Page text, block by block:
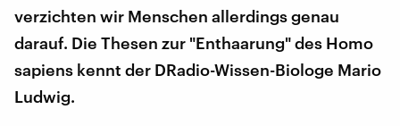
verzichten wir Menschen allerdings genau
darauf. Die Thesen zur "Enthaarung" des Homo
sapiens kennt der DRadio-Wissen-Biologe Mario
Ludwig.